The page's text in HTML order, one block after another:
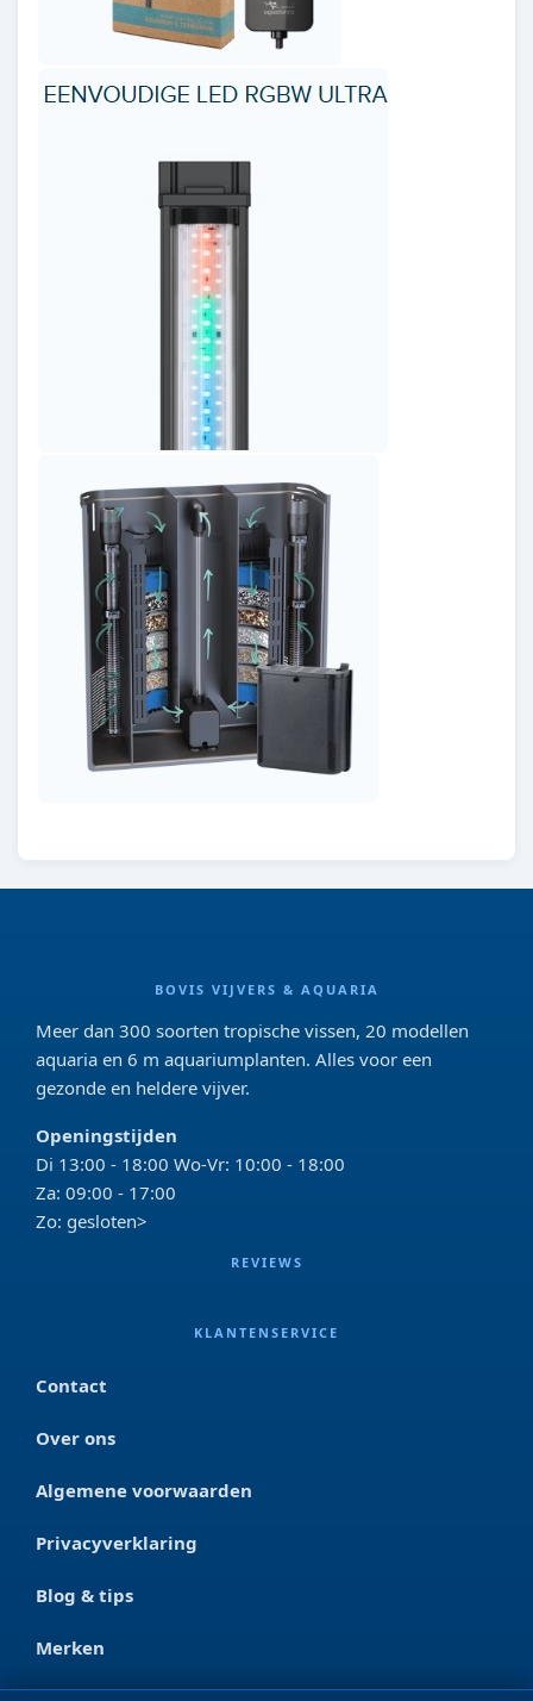
BOVIS VIJVERS & AQUARIA
Meer dan 300 soorten tropische vissen, 20 modellen
aquaria en 6 m aquariumplanten. Alles voor een
gezonde en heldere vijver.
Openingstijden
Di 13:00 - 18:00 Wo-Vr: 10:00 - 18:00
Za: 09:00 - 17:00
Zo: gesloten>
REVIEWS
KLANTENSERVICE
Contact
Over ons
Algemene voorwaarden
Privacyverklaring
Blog & tips
Merken